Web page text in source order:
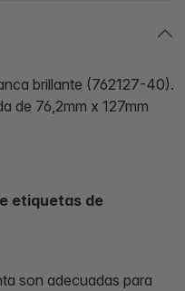
brillante (762127-40).
de 76,2mm x 127mm
etiquetas de
son adecuadas para